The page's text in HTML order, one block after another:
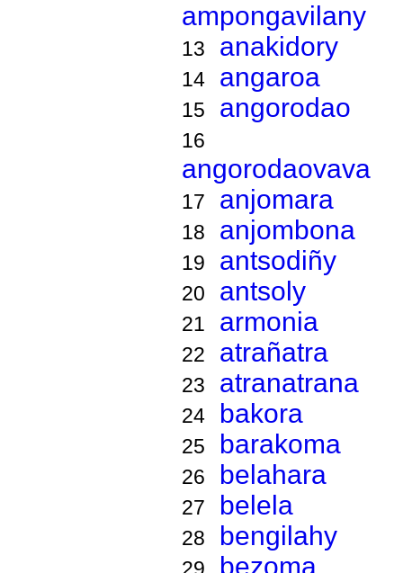
ampongavilany
13 anakidory
14 angaroa
15 angorodao
16
angorodaovava
17 anjomara
18 anjombona
19 antsodiñy
20 antsoly
21 armonia
22 atrañatra
23 atranatrana
24 bakora
25 barakoma
26 belahara
27 belela
28 bengilahy
bezoma